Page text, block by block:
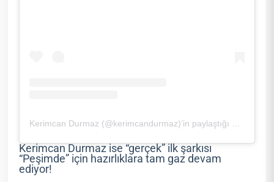
Kerimcan Durmaz ise “gerçek” ilk şarkısı
“Peşimde” için hazırlıklara tam gaz devam
ediyor!